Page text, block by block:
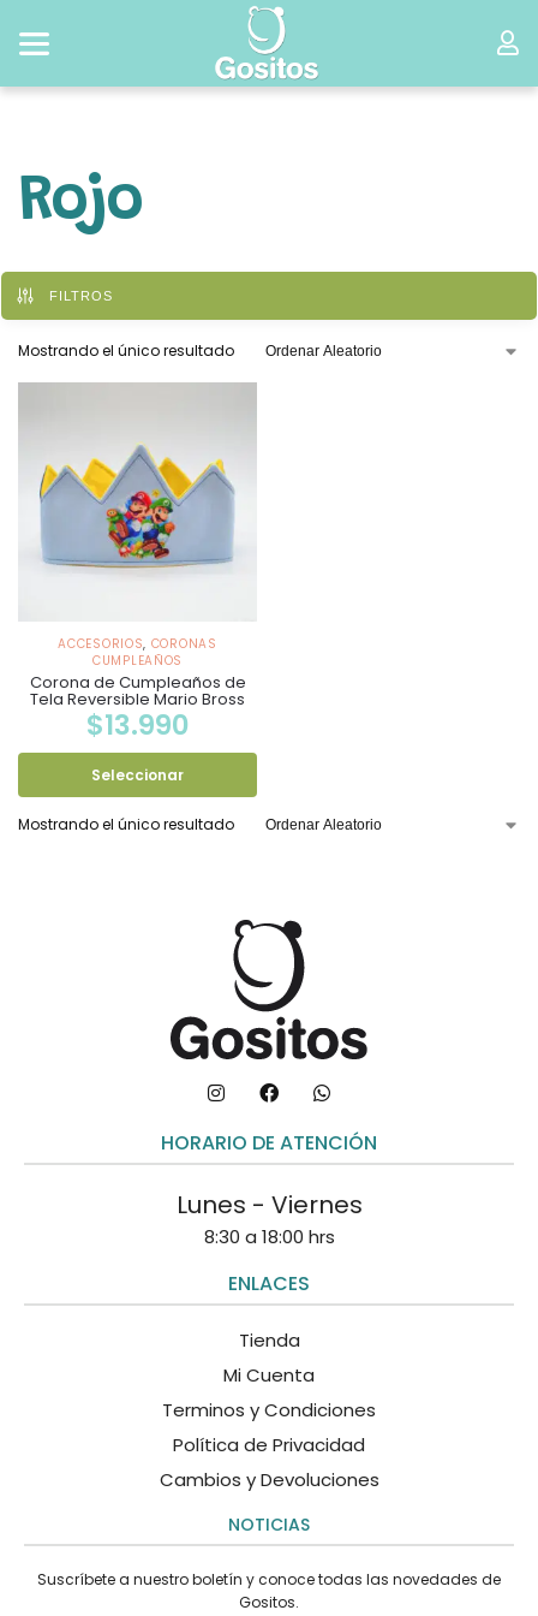
Rojo
FILTROS
Mostrando el único resultado
ACCESORIOS, CORONAS
CUMPLEAÑOS
Corona de Cumpleaños de
Tela Reversible Mario Bross
$13.990
Seleccionar
Mostrando el único resultado
HORARIO DE ATENCIÓN
Lunes - Viernes
8:30 a 18:00 hrs
ENLACES
Tienda
Mi Cuenta
Terminos y Condiciones
Política de Privacidad
Cambios y Devoluciones
NOTICIAS
Suscríbete a nuestro boletín y conoce todas las novedades de
Gositos.